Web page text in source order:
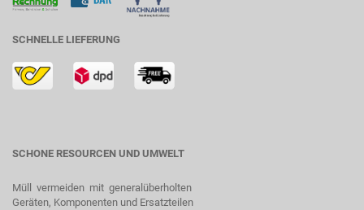
SCHNELLE LIEFERUNG
SCHONE RESOURCEN UND UMWELT
Müll vermeiden mit generalüberholten
Geräten, Komponenten und Ersatzteilen